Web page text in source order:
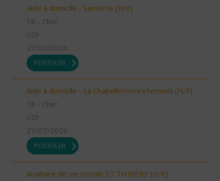
Aide à domicile - Sancerre (H/F)
18 - Cher
CDI
27/07/2026
POSTULER
Aide à domicile - La Chapelle/Henrichemont (H/F)
18 - Cher
CDI
27/07/2026
POSTULER
Auxiliaire de vie sociale ST THIBERY (H/F)